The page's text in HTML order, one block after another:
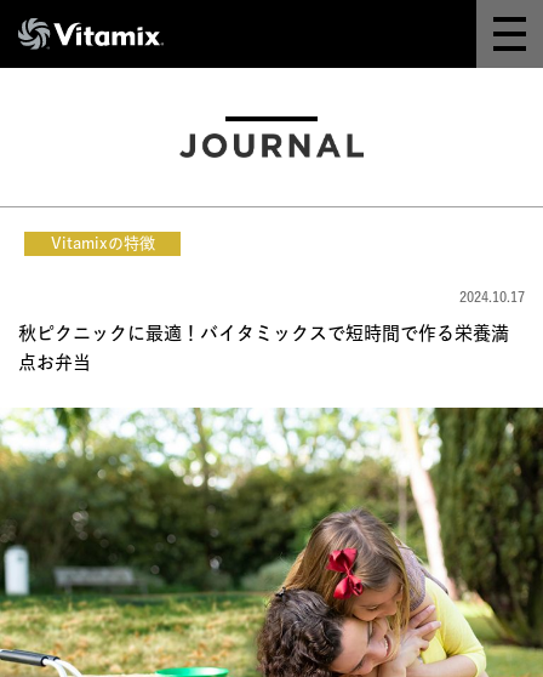
オンラインストア
レシピ
よくある質問
製品情報
JOURNAL
レビュー
Vitamixの特徴
2024.10.17
秋ピクニックに最適！バイタミックスで短時間で作る栄養満
点お弁当